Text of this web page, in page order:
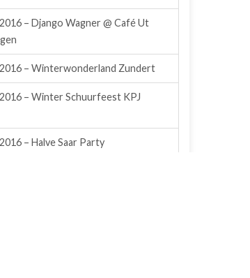
– Django Wagner @ Café Ut
– Winterwonderland Zundert
– Winter Schuurfeest KPJ
– Halve Saar Party